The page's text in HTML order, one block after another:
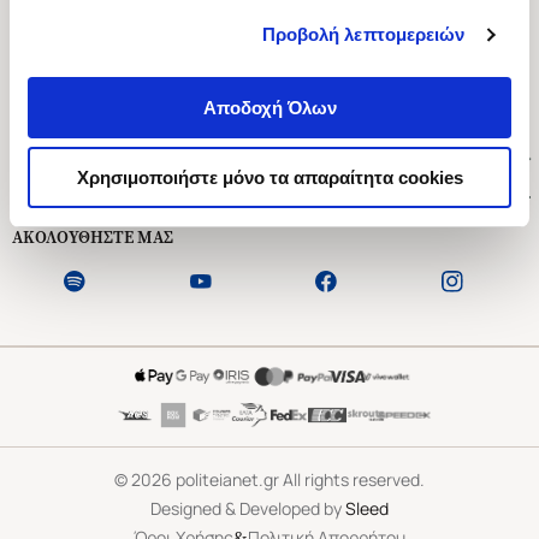
Προβολή λεπτομερειών
Αποδοχή Όλων
Χρησιμοποιήστε μόνο τα απαραίτητα cookies
Ασκληπιού 1-3, Αθήνα 106 79
Δευτέρα - Παρασκευή 09:00-21:00
Εξυπηρέτηση Πελατών
ΑΚΟΛΟΥΘΗΣΤΕ ΜΑΣ
©2026 politeianet.gr All rights reserved.
Designed & Developed bySleed